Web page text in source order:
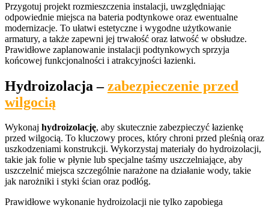
Przygotuj projekt rozmieszczenia instalacji, uwzględniając
odpowiednie miejsca na bateria podtynkowe oraz ewentualne
modernizacje. To ułatwi estetyczne i wygodne użytkowanie
armatury, a także zapewni jej trwałość oraz łatwość w obsłudze.
Prawidłowe zaplanowanie instalacji podtynkowych sprzyja
końcowej funkcjonalności i atrakcyjności łazienki.
Hydroizolacja – zabezpieczenie przed
wilgocią
Wykonaj hydroizolację, aby skutecznie zabezpieczyć łazienkę
przed wilgocią. To kluczowy proces, który chroni przed pleśnią oraz
uszkodzeniami konstrukcji. Wykorzystaj materiały do hydroizolacji,
takie jak folie w płynie lub specjalne taśmy uszczelniające, aby
uszczelnić miejsca szczególnie narażone na działanie wody, takie
jak narożniki i styki ścian oraz podłóg.
Prawidłowe wykonanie hydroizolacji nie tylko zapobiega